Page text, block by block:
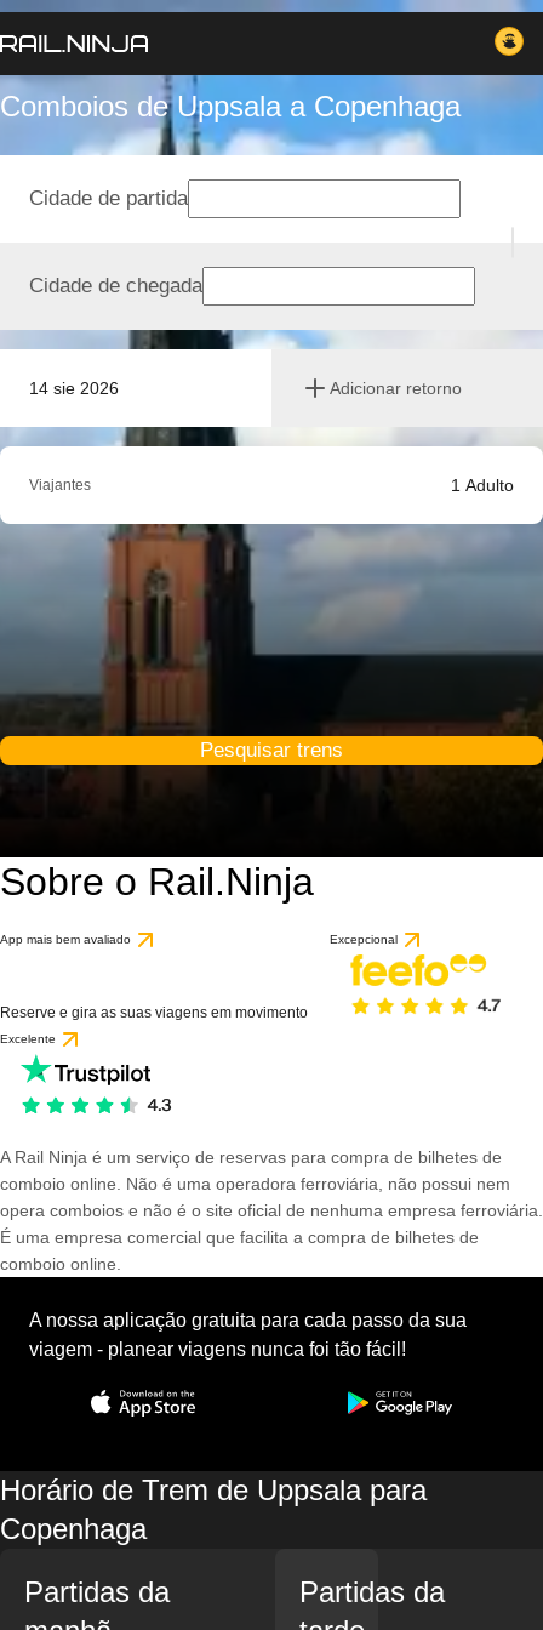
Comboios de Uppsala a Copenhaga
14 sie 2026 Adicionar retorno
Cidade de partida
Cidade de chegada
Viajantes 1 Adulto
Pesquisar trens
Sobre o Rail.Ninja
App mais bem avaliado
Reserve e gira as suas viagens em movimento
Excepcional
Excelente
A Rail Ninja é um serviço de reservas para compra de bilhetes de
comboio online. Não é uma operadora ferroviária, não possui nem
opera comboios e não é o site oficial de nenhuma empresa ferroviária.
É uma empresa comercial que facilita a compra de bilhetes de
comboio online.
A nossa aplicação gratuita para cada passo da sua
viagem - planear viagens nunca foi tão fácil!
Horário de Trem de Uppsala para
Copenhaga
Partidas da
Partidas da